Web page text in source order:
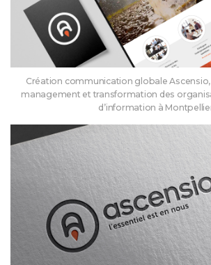
Création communication globale
management et transformation des
d’information à